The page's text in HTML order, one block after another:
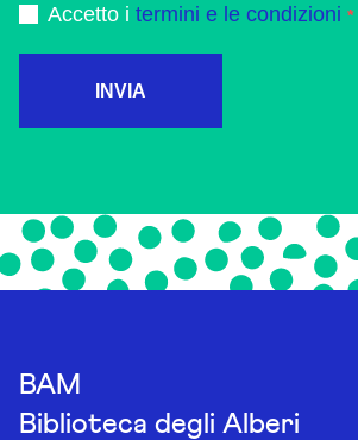
Accetto i termini e le condizioni
INVIA
BAM
Biblioteca degli Alberi